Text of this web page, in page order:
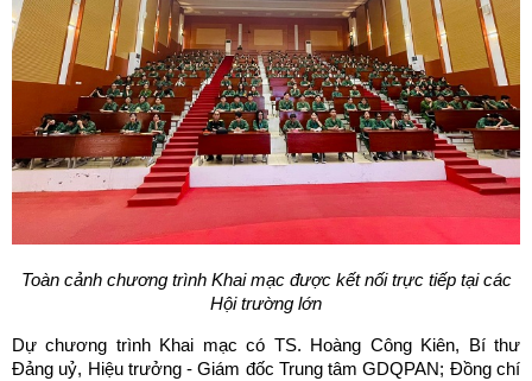
Toàn cảnh chương trình Khai mạc được kết nối trực tiếp tại các
Hội trường lớn
Dự chương trình Khai mạc có TS. Hoàng Công Kiên, Bí thư
Đảng uỷ, Hiệu trưởng - Giám đốc Trung tâm GDQPAN; Đồng chí